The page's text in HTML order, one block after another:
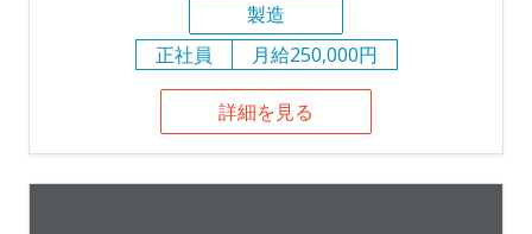
製造
正社員
月給250,000円
詳細を見る